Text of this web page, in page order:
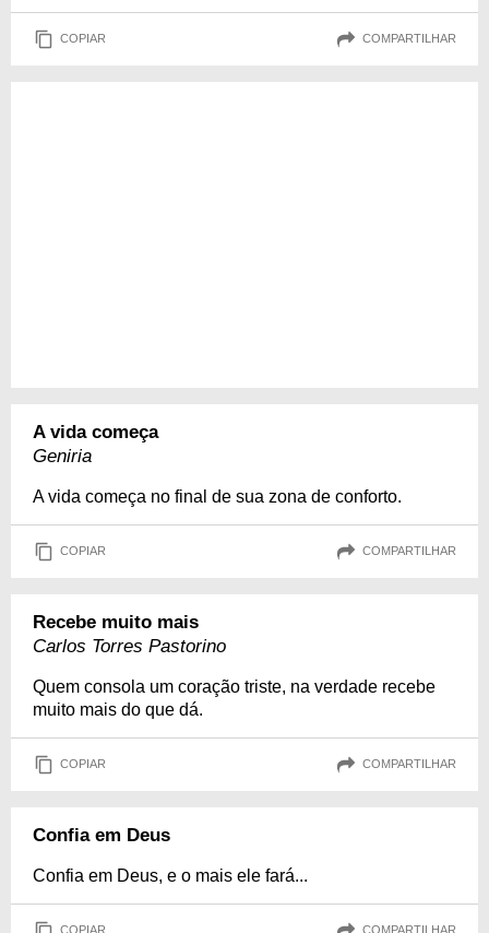
COPIAR COMPARTILHAR
A vida começa
Geniria
A vida começa no final de sua zona de conforto.
COPIAR COMPARTILHAR
Recebe muito mais
Carlos Torres Pastorino
Quem consola um coração triste, na verdade recebe
muito mais do que dá.
COPIAR COMPARTILHAR
Confia em Deus
Confia em Deus, e o mais ele fará...
COPIAR COMPARTILHAR